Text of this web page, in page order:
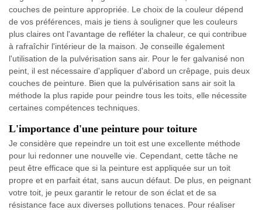
couches de peinture appropriée. Le choix de la couleur dépend
de vos préférences, mais je tiens à souligner que les couleurs
plus claires ont l'avantage de refléter la chaleur, ce qui contribue
à rafraîchir l'intérieur de la maison. Je conseille également
l'utilisation de la pulvérisation sans air. Pour le fer galvanisé non
peint, il est nécessaire d'appliquer d'abord un crêpage, puis deux
couches de peinture. Bien que la pulvérisation sans air soit la
méthode la plus rapide pour peindre tous les toits, elle nécessite
certaines compétences techniques.
L'importance d'une peinture pour toiture
Je considère que repeindre un toit est une excellente méthode
pour lui redonner une nouvelle vie. Cependant, cette tâche ne
peut être efficace que si la peinture est appliquée sur un toit
propre et en parfait état, sans aucun défaut. De plus, en peignant
votre toit, je peux garantir le retour de son éclat et de sa
résistance face aux diverses pollutions tenaces. Pour réaliser